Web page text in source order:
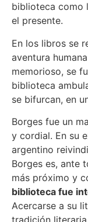
biblioteca como
el presente.
En los libros se
aventura
memorioso, se
biblioteca
se bifurcan, en
Borges fue un
y cordial. En su
argentino
Borges es, ante
más próximo y
biblioteca fue
Acercarse a su